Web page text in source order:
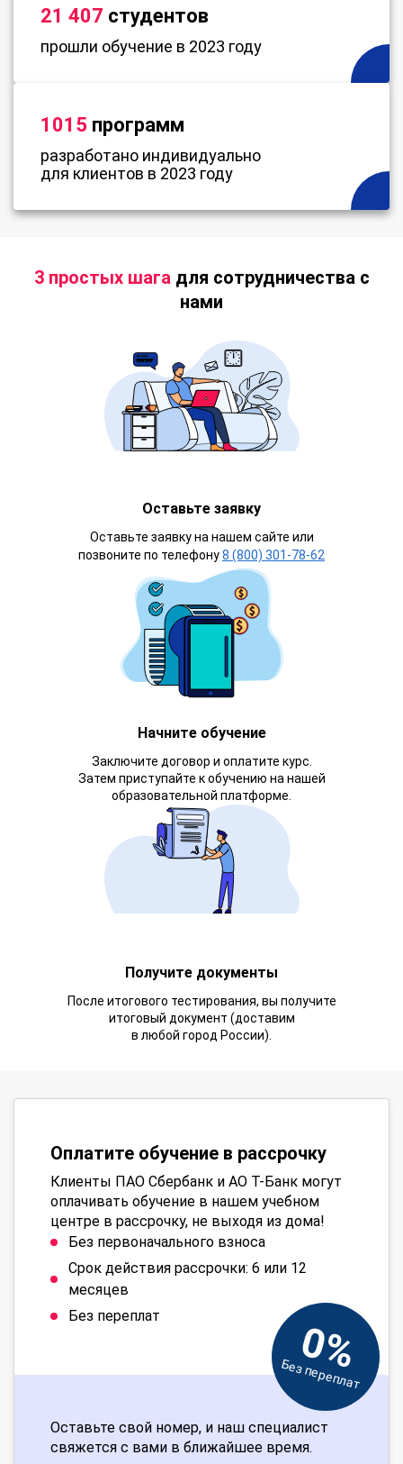
21 407 студентов
прошли обучение в 2023 году
1015 программ
разработано индивидуально
для клиентов в 2023 году
3 простых шагадля сотрудничества с
нами
Оставьте заявку
Оставьте заявку на нашем сайте или
позвоните по телефону8 (800) 301-78-62
Начните обучение
Заключите договор и оплатите курс.
Затем приступайте к обучению на нашей
образовательной платформе.
Получите документы
После итогового тестирования, вы получите
итоговый документ (доставим
в любой город России).
Оплатите обучение в рассрочку
Клиенты ПАО Сбербанк и АО Т-Банк могут
оплачивать обучение в нашем учебном
центре в рассрочку, не выходя из дома!
Без первоначального взноса
Срок действия рассрочки: 6 или 12
месяцев
Без переплат
0%
Без переплат
Оставьте свой номер, и наш специалист
свяжется с вами в ближайшее время.